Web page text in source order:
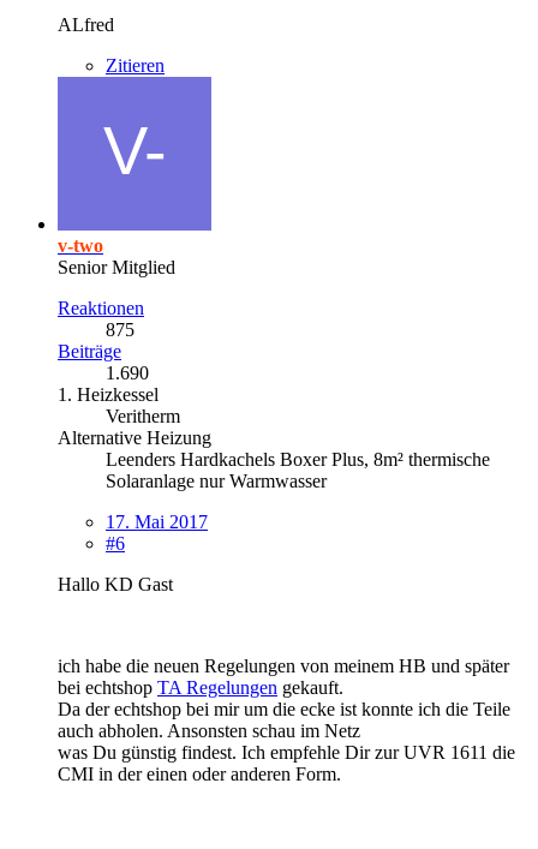
ALfred
Zitieren
v-two
Senior Mitglied
Reaktionen
875
Beiträge
1.690
1. Heizkessel
Veritherm
Alternative Heizung
Leenders Hardkachels Boxer Plus, 8m² thermische
Solaranlage nur Warmwasser
17. Mai 2017
#6
Hallo KD Gast
ich habe die neuen Regelungen von meinem HB und später
bei echtshop TA Regelungen gekauft.
Da der echtshop bei mir um die ecke ist konnte ich die Teile
auch abholen. Ansonsten schau im Netz
was Du günstig findest. Ich empfehle Dir zur UVR 1611 die
CMI in der einen oder anderen Form.